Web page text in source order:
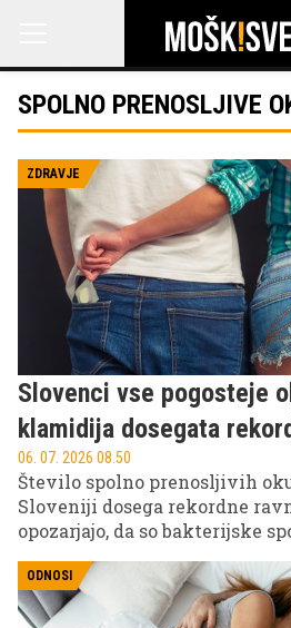
SPOLNO PRENOSLJIVE
ZDRAVJE
Slovenci vse pogosteje
klamidija dosegata
06. 07. 2026 08.50
Število spolno prenosljivih
Sloveniji dosega rekordne
opozarjajo, da so bakterijske
strmem porastu, med
izpostavljajo vse manjšo
ODNOSI